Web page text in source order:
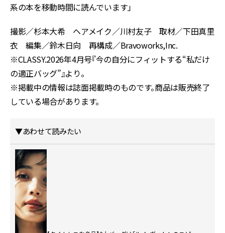
系の本を移動時間に読んでいます」
撮影／杉本大希 ヘアメイク／川村友子 取材／下田真里
衣 編集／鈴木日向 再構成／Bravoworks,Inc.
※CLASSY.2026年4月号『今の自分にフィットする“私だけ
の適正バッグ”』より。
※掲載中の情報は誌面掲載時のものです。商品は販売終了
している場合があります。
▼あわせて読みたい